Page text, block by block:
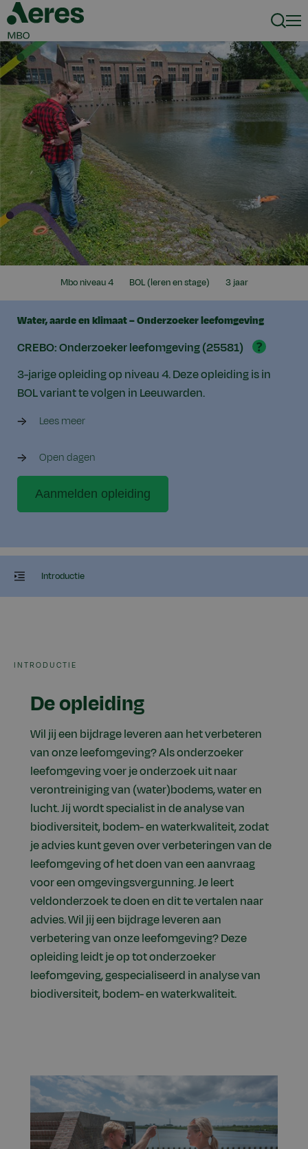
Water, aarde en klimaat – Onderzoeker leefomgeving
CREBO: Onderzoeker leefomgeving (25581)
?
3-jarige opleiding op niveau 4. Deze opleiding is in
BOL variant te volgen in Leeuwarden.
Lees meer
Open dagen
Aanmelden opleiding
Mbo niveau 4 BOL (leren en stage) 3 jaar
Introductie
INTRODUCTIE
De opleiding
Wil jij een bijdrage leveren aan het verbeteren
van onze leefomgeving? Als onderzoeker
leefomgeving voer je onderzoek uit naar
verontreiniging van (water)bodems, water en
lucht. Jij wordt specialist in de analyse van
biodiversiteit, bodem- en waterkwaliteit, zodat
je advies kunt geven over verbeteringen van de
leefomgeving of het doen van een aanvraag
voor een omgevingsvergunning. Je leert
veldonderzoek te doen en dit te vertalen naar
advies. Wil jij een bijdrage leveren aan
verbetering van onze leefomgeving? Deze
opleiding leidt je op tot onderzoeker
leefomgeving, gespecialiseerd in analyse van
biodiversiteit, bodem- en waterkwaliteit.